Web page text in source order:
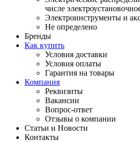
числе
Электроинструменты и
Не определено
Бренды
Как купить
Условия доставки
Условия оплаты
Гарантия на товары
Компания
Реквизиты
Вакансии
Вопрос-ответ
Отзывы о компании
Статьи и Новости
Контакты